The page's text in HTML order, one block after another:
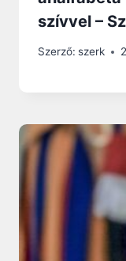
szívvel –
Szerző: szerk